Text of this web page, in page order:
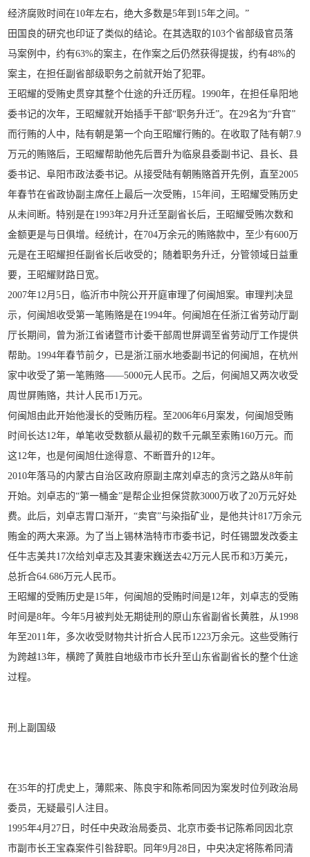
经济腐败时间在10年左右，绝大多数是5年到15年之间。”
田国良的研究也印证了类似的结论。在其选取的103个省部级官员落
马案例中，约有63%的案主，在作案之后仍然获得提拔，约有48%的
案主，在担任副省部级职务之前就开始了犯罪。
王昭耀的受贿史贯穿其整个仕途的升迁历程。1990年，在担任阜阳地
委书记的次年，王昭耀就开始插手干部“职务升迁”。在29名为“升官”
而行贿的人中，陆有朝是第一个向王昭耀行贿的。在收取了陆有朝7.9
万元的贿赂后，王昭耀帮助他先后晋升为临泉县委副书记、县长、县
委书记、阜阳市政法委书记。从接受陆有朝贿赂首开先例，直至2005
年春节在省政协副主席任上最后一次受贿，15年间，王昭耀受贿历史
从未间断。特别是在1993年2月升迁至副省长后，王昭耀受贿次数和
金额更是与日俱增。经统计，在704万余元的贿赂款中，至少有600万
元是在王昭耀担任副省长后收受的；随着职务升迁，分管领域日益重
要，王昭耀财路日宽。
2007年12月5日，临沂市中院公开开庭审理了何闽旭案。审理判决显
示，何闽旭收受第一笔贿赂是在1994年。何闽旭在任浙江省劳动厅副
厅长期间，曾为浙江省诸暨市计委干部周世屏调至省劳动厅工作提供
帮助。1994年春节前夕，已是浙江丽水地委副书记的何闽旭，在杭州
家中收受了第一笔贿赂——5000元人民币。之后，何闽旭又两次收受
周世屏贿赂，共计人民币1万元。
何闽旭由此开始他漫长的受贿历程。至2006年6月案发，何闽旭受贿
时间长达12年，单笔收受数额从最初的数千元飙至索贿160万元。而
这12年，也是何闽旭仕途得意、不断晋升的12年。
2010年落马的内蒙古自治区政府原副主席刘卓志的贪污之路从8年前
开始。刘卓志的“第一桶金”是帮企业担保贷款3000万收了20万元好处
费。此后，刘卓志胃口渐开，“卖官”与染指矿业，是他共计817万余元
贿金的两大来源。为了当上锡林浩特市市委书记，时任锡盟发改委主
任牛志美共17次给刘卓志及其妻宋巍送去42万元人民币和3万美元，
总折合64.686万元人民币。
王昭耀的受贿历史是15年，何闽旭的受贿时间是12年，刘卓志的受贿
时间是8年。今年5月被判处无期徒刑的原山东省副省长黄胜，从1998
年至2011年，多次收受财物共计折合人民币1223万余元。这些受贿行
为跨越13年，横跨了黄胜自地级市市长升至山东省副省长的整个仕途
过程。
刑上副国级
在35年的打虎史上，薄熙来、陈良宇和陈希同因为案发时位列政治局
委员，无疑最引人注目。
1995年4月27日，时任中央政治局委员、北京市委书记陈希同因北京
市副市长王宝森案件引咎辞职。同年9月28日，中央决定将陈希同清